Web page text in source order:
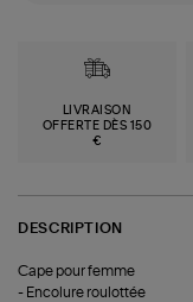
LIVRAISON
OFFERTE DÈS 150
€
DESCRIPTION
Cape pour femme
- Encolure roulottée